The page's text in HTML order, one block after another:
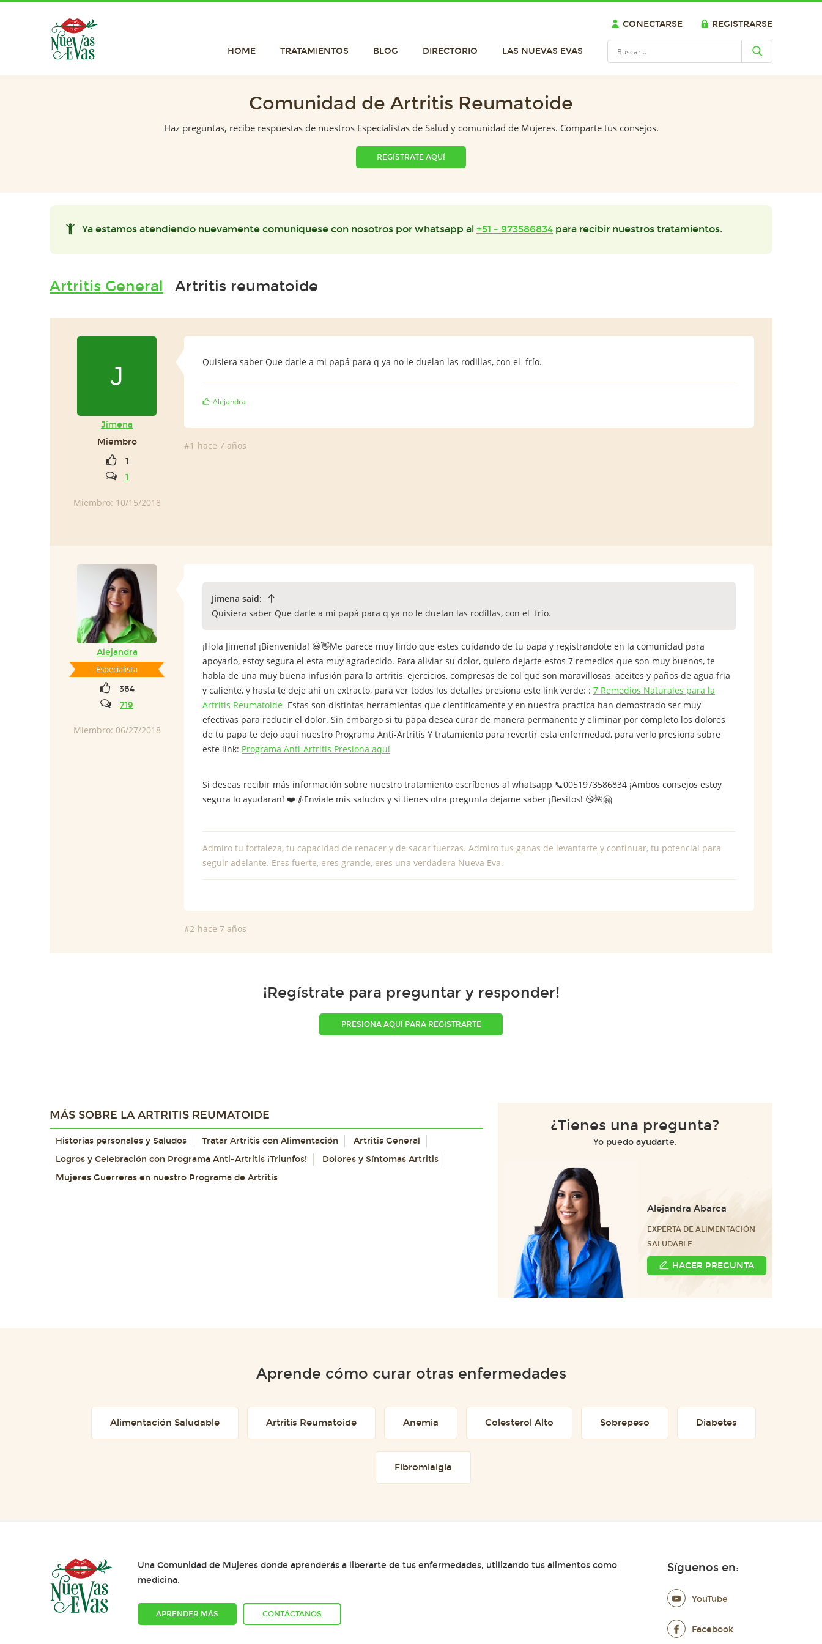
CONECTARSE REGISTRARSE
HOME TRATAMIENTOS BLOG DIRECTORIO LAS NUEVAS EVAS
Comunidad de Artritis Reumatoide
Haz preguntas, recibe respuestas de nuestros Especialistas de Salud y comunidad de Mujeres. Comparte tus consejos.
REGÍSTRATE AQUÍ
Ya estamos atendiendo nuevamente comuniquese con nosotros por whatsapp al +51 - 973586834 para recibir nuestros tratamientos.
Artritis General Artritis reumatoide
J
Jimena
Miembro
1
1
Miembro: 10/15/2018
Quisiera saber Que darle a mi papá para q ya no le duelan las rodillas, con el frío.
Alejandra
#1 hace 7 años
Alejandra
Especialista
364
719
Miembro: 06/27/2018
Jimena said:
Quisiera saber Que darle a mi papá para q ya no le duelan las rodillas, con el frío.
¡Hola Jimena! ¡Bienvenida! 😃👋Me parece muy lindo que estes cuidando de tu papa y registrandote en la comunidad para
apoyarlo, estoy segura el esta muy agradecido. Para aliviar su dolor, quiero dejarte estos 7 remedios que son muy buenos, te
habla de una muy buena infusión para la artritis, ejercicios, compresas de col que son maravillosas, aceites y paños de agua fria
y caliente, y hasta te deje ahi un extracto, para ver todos los detalles presiona este link verde: : 7 Remedios Naturales para la
Artritis Reumatoide Estas son distintas herramientas que cientificamente y en nuestra practica han demostrado ser muy
efectivas para reducir el dolor. Sin embargo si tu papa desea curar de manera permanente y eliminar por completo los dolores
de tu papa te dejo aquí nuestro Programa Anti-Artritis Y tratamiento para revertir esta enfermedad, para verlo presiona sobre
este link: Programa Anti-Artritis Presiona aquí
Si deseas recibir más información sobre nuestro tratamiento escríbenos al whatsapp 📞0051973586834 ¡Ambos consejos estoy
segura lo ayudaran! ❤️👴Enviale mis saludos y si tienes otra pregunta dejame saber ¡Besitos! 😘🌺🤗
Admiro tu fortaleza, tu capacidad de renacer y de sacar fuerzas. Admiro tus ganas de levantarte y continuar, tu potencial para
seguir adelante. Eres fuerte, eres grande, eres una verdadera Nueva Eva.
#2 hace 7 años
¡Regístrate para preguntar y responder!
PRESIONA AQUÍ PARA REGISTRARTE
MÁS SOBRE LA ARTRITIS REUMATOIDE
Historias personales y Saludos Tratar Artritis con Alimentación
Artritis General
Logros y Celebración con Programa Anti-Artritis ¡Triunfos!
Dolores y Síntomas Artritis
Mujeres Guerreras en nuestro Programa de Artritis
¿Tienes una pregunta?
Yo puedo ayudarte.
Alejandra Abarca
EXPERTA DE ALIMENTACIÓN
SALUDABLE.
HACER PREGUNTA
Aprende cómo curar otras enfermedades
Alimentación Saludable Artritis Reumatoide Anemia Colesterol Alto Sobrepeso Diabetes
Fibromialgia
Una Comunidad de Mujeres donde aprenderás a liberarte de tus enfermedades, utilizando tus alimentos como
medicina.
APRENDER MÁS CONTÁCTANOS
Síguenos en:
YouTube
Facebook